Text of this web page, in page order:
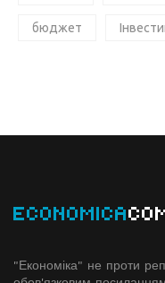
бюджет
ECONOMICA
"Економіка" не проти